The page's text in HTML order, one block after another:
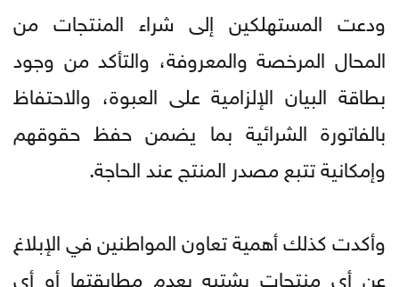
ودعت المستهلكين إلى شراء المنتجات من
المحال المرخصة والمعروفة، والتأكد من وجود
بطاقة البيان الإلزامية على العبوة، والاحتفاظ
بالفاتورة الشرائية بما يضمن حفظ حقوقهم
وإمكانية تتبع مصدر المنتج عند الحاجة.
وأكدت كذلك أهمية تعاون المواطنين في الإبلاغ
عن أي منتجات يشتبه بعدم مطابقتها أو أي